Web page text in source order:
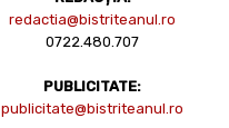
redactia@bistriteanul.ro
0722.480.707
PUBLICITATE:
publicitate@bistriteanul.ro